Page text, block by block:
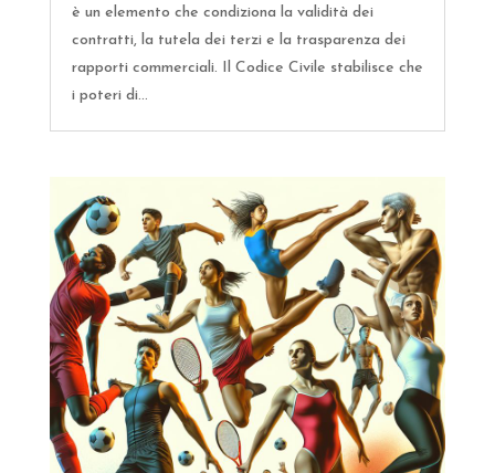
è un elemento che condiziona la validità dei
contratti, la tutela dei terzi e la trasparenza dei
rapporti commerciali. Il Codice Civile stabilisce che
i poteri di...